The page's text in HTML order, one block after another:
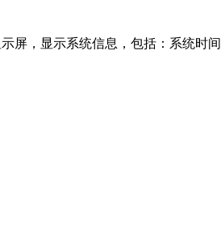
屏，显示系统信息，包括：系统时